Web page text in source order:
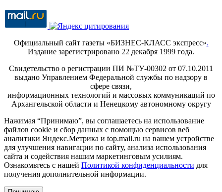
Официальный сайт газеты «БИЗНЕС-КЛАСС экспресс».
Издание зарегистрировано 22 декабря 1999 года.
Свидетельство о регистрации ПИ №ТУ-00302 от 07.10.2011
выдано Управлением Федеральной службы по надзору в
сфере связи,
информационных технологий и массовых коммуникаций по
Архангельской области и Ненецкому автономному округу
Нажимая “Принимаю”, вы соглашаетесь на использование
файлов cookie и сбор данных с помощью сервисов веб
аналитики Яндекс.Метрика и top.mail.ru на вашем устройстве
для улучшения навигации по сайту, анализа использования
сайта и содействия нашим маркетинговым усилиям.
Ознакомьтесь с нашей Политикой конфиденциальности для
получения дополнительной информации.